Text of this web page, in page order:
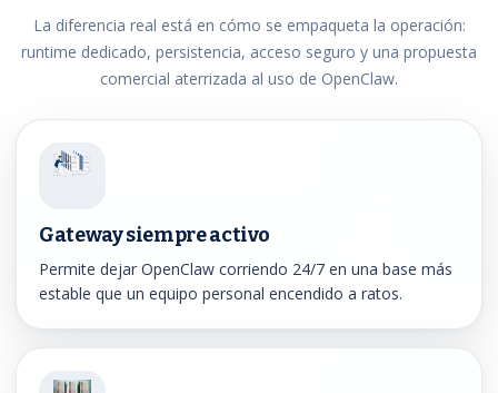
La diferencia real está en cómo se empaqueta la operación:
runtime dedicado, persistencia, acceso seguro y una propuesta
comercial aterrizada al uso de OpenClaw.
Gateway siempre activo
Permite dejar OpenClaw corriendo 24/7 en una base más
estable que un equipo personal encendido a ratos.